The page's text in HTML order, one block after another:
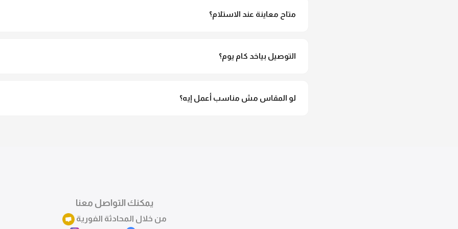
متاح معاينة عند الاستلام؟
التوصيل بياخد كام يوم؟
لو المقاس مش مناسب أعمل إيه؟
يمكنك التواصل معنا
من خلال المحادثة الفورية